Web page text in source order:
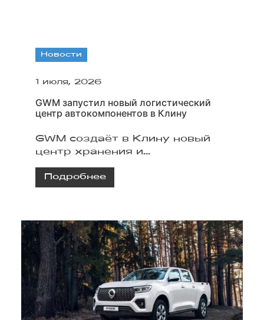
Новости
1 июля, 2026
GWM запустил новый логистический
центр автокомпонентов в Клину
GWM создаёт в Клину новый
центр хранения и
автокомпонентов. Комплекс
Подробнее